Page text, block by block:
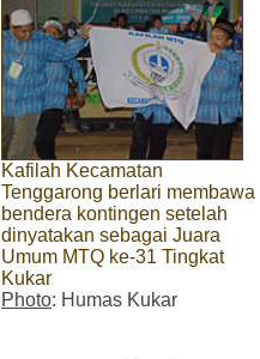
Kafilah Kecamatan
Tenggarong berlari membawa
bendera kontingen setelah
dinyatakan sebagai Juara
Umum MTQ ke-31 Tingkat
Kukar
Photo: Humas Kukar